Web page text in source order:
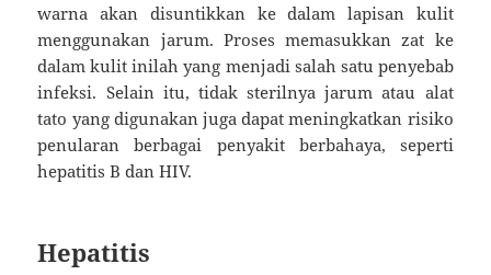
warna akan disuntikkan ke dalam lapisan kulit
menggunakan jarum. Proses memasukkan zat ke
dalam kulit inilah yang menjadi salah satu penyebab
infeksi. Selain itu, tidak sterilnya jarum atau alat
tato yang digunakan juga dapat meningkatkan risiko
penularan berbagai penyakit berbahaya, seperti
hepatitis B dan HIV.
Hepatitis